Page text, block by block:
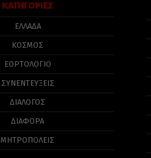
ΚΑΤΗΓΟΡΙΕΣ
ΕΛΛΑΔΑ
ΚΟΣΜΟΣ
ΕΟΡΤΟΛΟΓΙΟ
ΣΥΝΕΝΤΕΥΞΕΙΣ
ΔΙΑΛΟΓΟΣ
ΔΙΑΦΟΡΑ
ΜΗΤΡΟΠΟΛΕΙΣ